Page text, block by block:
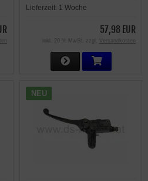
Lieferzeit: 1 Woche
57,98 EUR
inkl. 20 % MwSt. zzgl. Versandkosten
NEU